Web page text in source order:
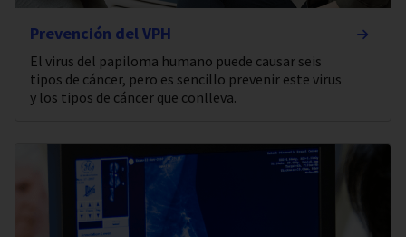
Prevención del VPH
El virus del papiloma humano puede causar seis
tipos de cáncer, pero es sencillo prevenir este virus
y los tipos de cáncer que conlleva.